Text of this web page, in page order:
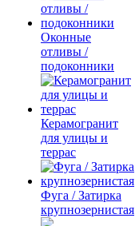
Оконные
отливы /
подоконники
Керамогранит
для улицы и
террас
Фуга / Затирка
крупнозернистая